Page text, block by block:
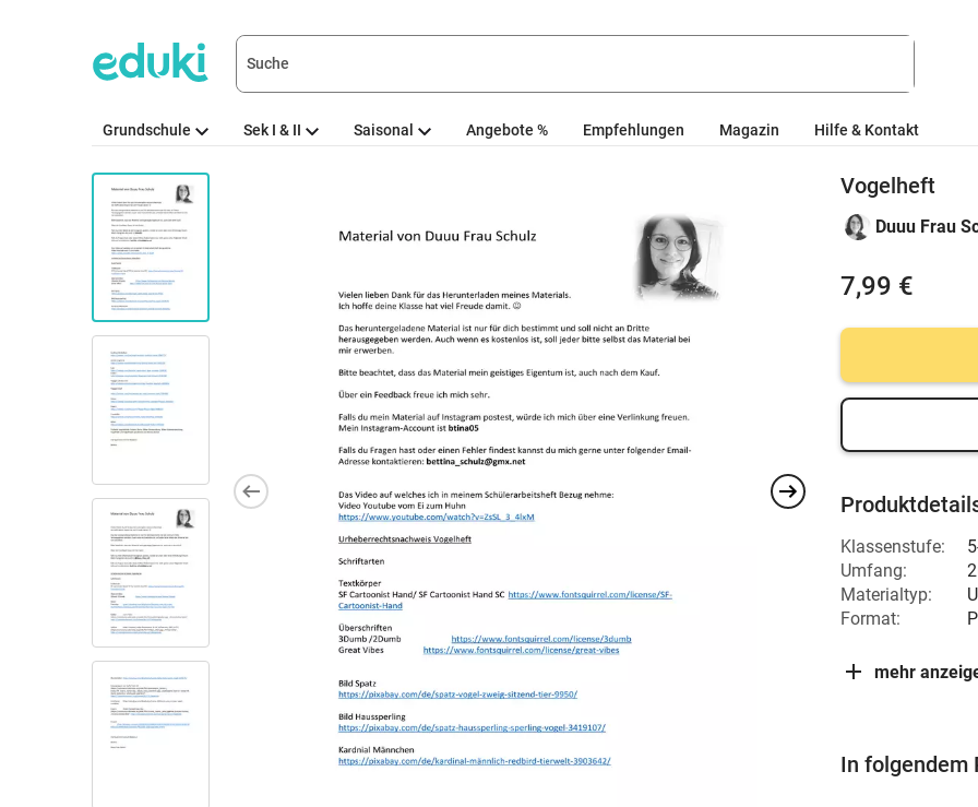
Grundschule Sek I & II Saisonal Angebote % Empfehlungen Magazin Hilfe & Kontakt
Vogelheft
Duuu Frau
7,99 €
Klassenstufe:
Umfang:
Materialtyp:
Format:
mehr
In folgendem